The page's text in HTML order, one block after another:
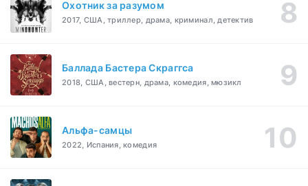
Охотник за разумом
2017, США, триллер, драма, криминал, детектив
Баллада Бастера Скраггса
2018, США, вестерн, драма, комедия, мюзикл
Альфа-самцы
2022, Испания, комедия